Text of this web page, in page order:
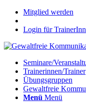
Mitglied werden
Login für
Seminare/
Trainerinnen/Trainer
Übungsgruppen
Gewaltfreie
Menü Menü